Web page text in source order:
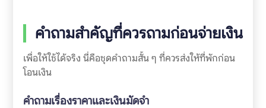
คำถามสำคัญที่ควรถามก่อนจ่ายเงิน
เพื่อให้ใช้ได้จริง นี่คือชุดคำถามสั้น ๆ ที่ควรส่งให้ที่พักก่อน
โอนเงิน
คำถามเรื่องราคาและเงินมัดจำ